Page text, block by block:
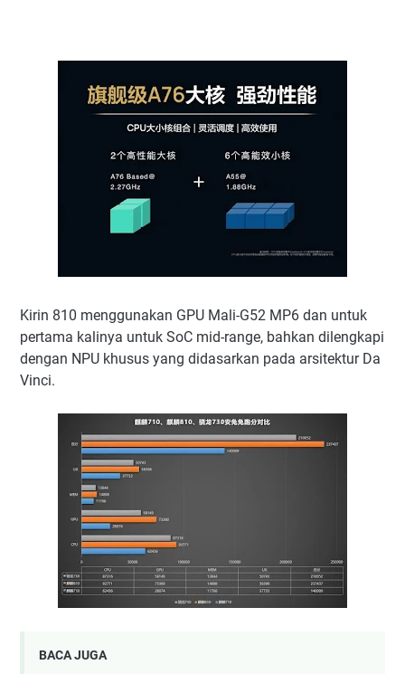
Kirin 810 menggunakan GPU Mali-G52 MP6 dan untuk
pertama kalinya untuk SoC mid-range, bahkan dilengkapi
dengan NPU khusus yang didasarkan pada arsitektur Da
Vinci.
BACA JUGA